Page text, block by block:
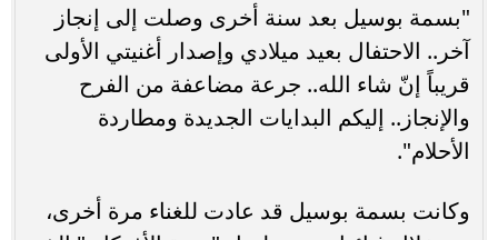
"بسمة بوسيل بعد سنة أخرى وصلت إلى إنجاز
آخر.. الاحتفال بعيد ميلادي وإصدار أغنيتي الأولى
قريباً إنّ شاء الله.. جرعة مضاعفة من الفرح
والإنجاز.. إليكم البدايات الجديدة ومطاردة
الأحلام".
وكانت بسمة بوسيل قد عادت للغناء مرة أخرى،